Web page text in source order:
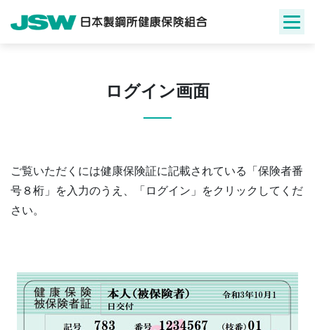
ログイン画面
ご覧いただくには健康保険証に記載されている「保険者番
号８桁」を入力のうえ、「ログイン」をクリックしてくだ
さい。